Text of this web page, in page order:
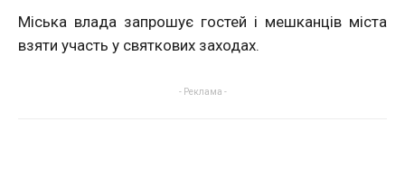
Міська влада запрошує гостей і мешканців міста
взяти участь у святкових заходах.
- Реклама -